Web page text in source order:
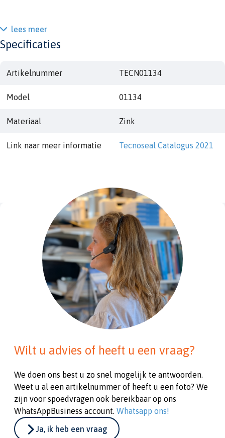
lees meer
Specificaties
Artikelnummer TECN01134
Model 01134
Materiaal Zink
Link naar meer informatie Tecnoseal Catalogus 2021
Wilt u advies of heeft u een vraag?
We doen ons best u zo snel mogelijk te antwoorden.
Weet u al een artikelnummer of heeft u een foto? We
zijn voor spoedvragen ook bereikbaar op ons
WhatsAppBusiness account. Whatsapp ons!
Ja, ik heb een vraag